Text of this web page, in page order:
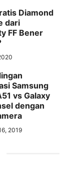
Diamond
dari
FF Bener
Samsung
vs Galaxy
dengan
2019